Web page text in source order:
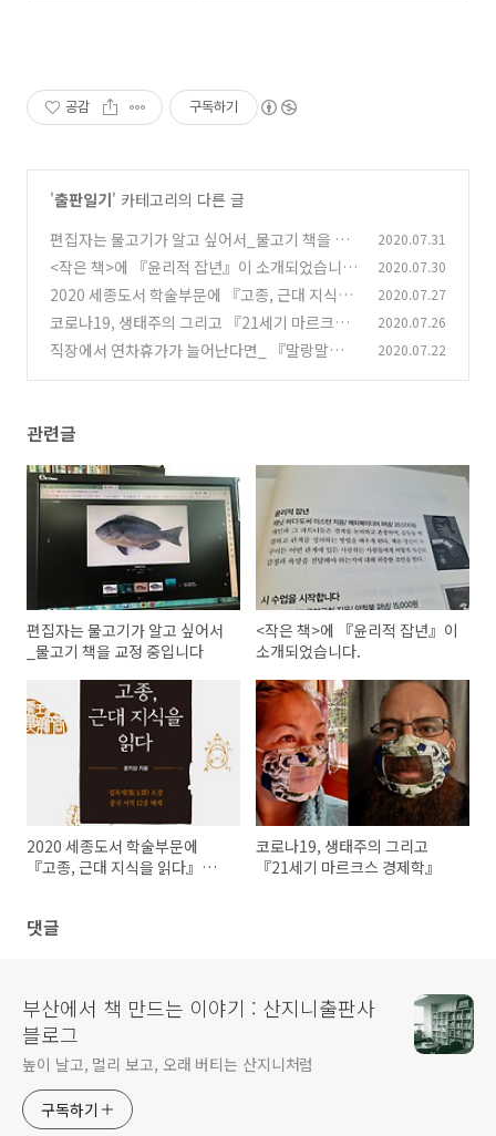
공감 구독하기
'출판일기' 카테고리의 다른 글
편집자는 물고기가 알고 싶어서_물고기 책을 교
정 중입니다
(1)
2020.07.31
<작은 책>에 『윤리적 잡년』이 소개되었습니
다.
(0)
2020.07.30
2020 세종도서 학술부문에 『고종, 근대 지식을
읽다』가 선정되었습니다 (0)
2020.07.27
코로나19, 생태주의 그리고 『21세기 마르크스
경제학』
(0)
2020.07.26
직장에서 연차휴가가 늘어난다면_ 『말랑말랑한
2020.07.22
관련글
편집자는 물고기가 알고 싶어서
_물고기 책을 교정 중입니다
<작은 책>에 『윤리적 잡년』이
소개되었습니다.
2020 세종도서 학술부문에
『고종, 근대 지식을 읽다』가
코로나19, 생태주의 그리고
『21세기 마르크스 경제학』
댓글
부산에서 책 만드는 이야기 : 산지니출판사
블로그
높이 날고, 멀리 보고, 오래 버티는 산지니처럼
구독하기